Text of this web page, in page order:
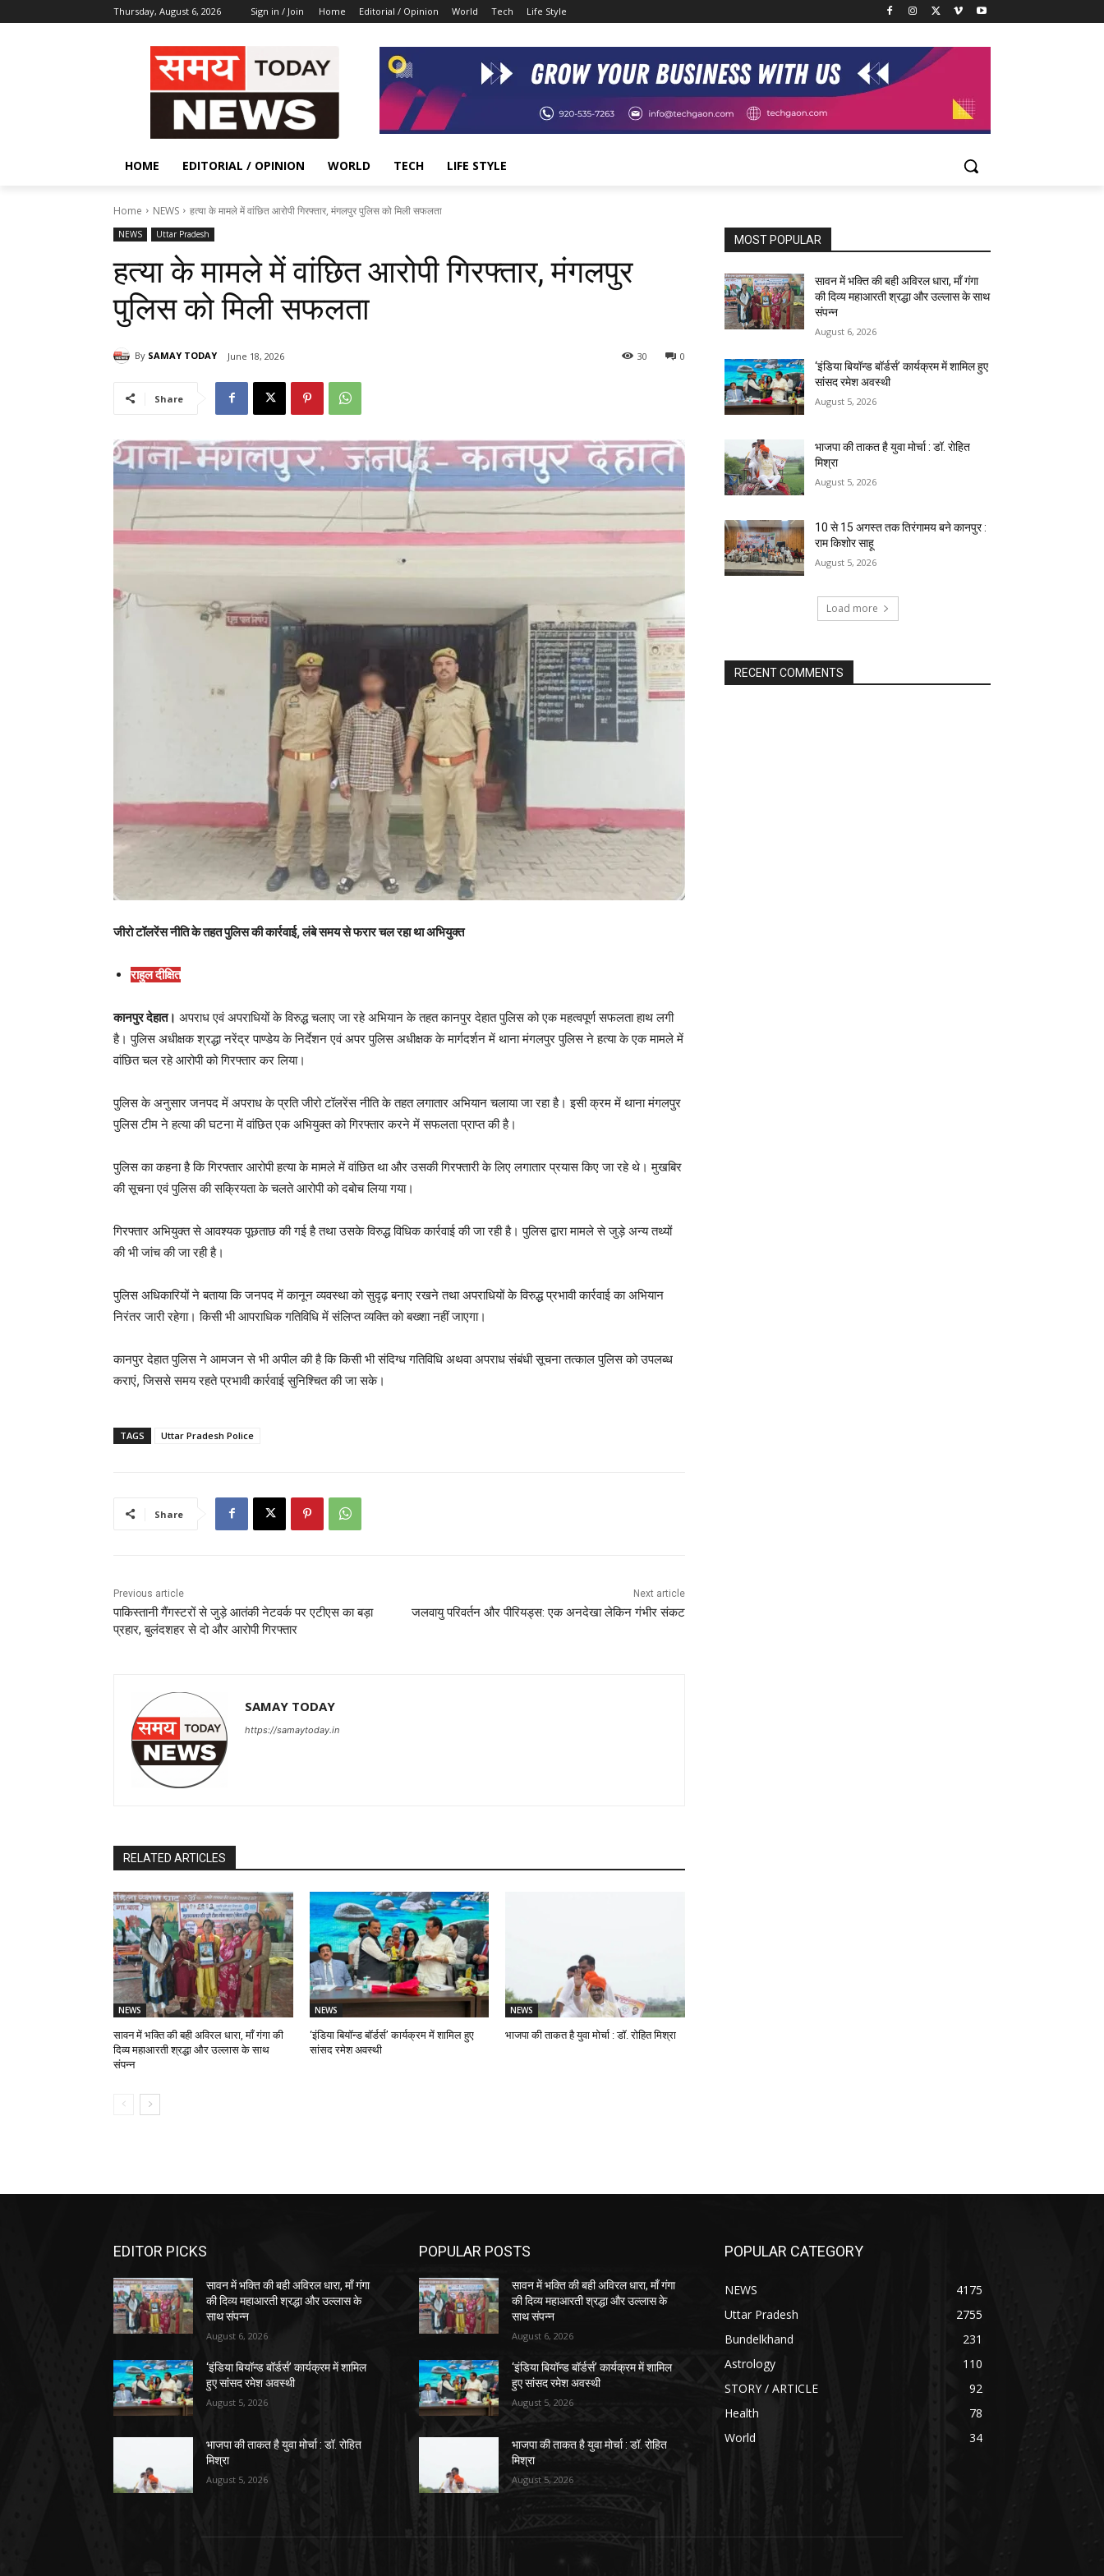
Thursday, August 6, 2026 Sign in / Join Home Editorial / Opinion World Tech Life Style
HOME EDITORIAL / OPINION WORLD TECH LIFE STYLE
Home NEWS हत्या के मामले में वांछित आरोपी गिरफ्तार, मंगलपुर पुलिस को मिली सफलता
NEWS Uttar Pradesh
हत्या के मामले में वांछित आरोपी गिरफ्तार, मंगलपुर
पुलिस को मिली सफलता
By SAMAY TODAY June 18, 2026 0
30
Share
जीरो टॉलरेंस नीति के तहत पुलिस की कार्रवाई, लंबे समय से फरार चल रहा था अभियुक्त
राहुल दीक्षित
कानपुर देहात। अपराध एवं अपराधियों के विरुद्ध चलाए जा रहे अभियान के तहत कानपुर देहात पुलिस को एक महत्वपूर्ण सफलता हाथ लगी
है। पुलिस अधीक्षक श्रद्धा नरेंद्र पाण्डेय के निर्देशन एवं अपर पुलिस अधीक्षक के मार्गदर्शन में थाना मंगलपुर पुलिस ने हत्या के एक मामले में
वांछित चल रहे आरोपी को गिरफ्तार कर लिया।
पुलिस के अनुसार जनपद में अपराध के प्रति जीरो टॉलरेंस नीति के तहत लगातार अभियान चलाया जा रहा है। इसी क्रम में थाना मंगलपुर
पुलिस टीम ने हत्या की घटना में वांछित एक अभियुक्त को गिरफ्तार करने में सफलता प्राप्त की है।
पुलिस का कहना है कि गिरफ्तार आरोपी हत्या के मामले में वांछित था और उसकी गिरफ्तारी के लिए लगातार प्रयास किए जा रहे थे। मुखबिर
की सूचना एवं पुलिस की सक्रियता के चलते आरोपी को दबोच लिया गया।
गिरफ्तार अभियुक्त से आवश्यक पूछताछ की गई है तथा उसके विरुद्ध विधिक कार्रवाई की जा रही है। पुलिस द्वारा मामले से जुड़े अन्य तथ्यों
की भी जांच की जा रही है।
पुलिस अधिकारियों ने बताया कि जनपद में कानून व्यवस्था को सुदृढ़ बनाए रखने तथा अपराधियों के विरुद्ध प्रभावी कार्रवाई का अभियान
निरंतर जारी रहेगा। किसी भी आपराधिक गतिविधि में संलिप्त व्यक्ति को बख्शा नहीं जाएगा।
कानपुर देहात पुलिस ने आमजन से भी अपील की है कि किसी भी संदिग्ध गतिविधि अथवा अपराध संबंधी सूचना तत्काल पुलिस को उपलब्ध
कराएं, जिससे समय रहते प्रभावी कार्रवाई सुनिश्चित की जा सके।
TAGS Uttar Pradesh Police
Share
Previous article
पाकिस्तानी गैंगस्टरों से जुड़े आतंकी नेटवर्क पर एटीएस का बड़ा
प्रहार, बुलंदशहर से दो और आरोपी गिरफ्तार
Next article
जलवायु परिवर्तन और पीरियड्स: एक अनदेखा लेकिन गंभीर संकट
SAMAY TODAY
https://samaytoday.in
RELATED ARTICLES
NEWS
सावन में भक्ति की बही अविरल धारा, माँ गंगा की
दिव्य महाआरती श्रद्धा और उल्लास के साथ
संपन्न
NEWS
‘इंडिया बियॉन्ड बॉर्डर्स’ कार्यक्रम में शामिल हुए
सांसद रमेश अवस्थी
NEWS
भाजपा की ताकत है युवा मोर्चा : डॉ. रोहित मिश्रा
MOST POPULAR
सावन में भक्ति की बही अविरल धारा, माँ गंगा
की दिव्य महाआरती श्रद्धा और उल्लास के साथ
संपन्न
August 6, 2026
‘इंडिया बियॉन्ड बॉर्डर्स’ कार्यक्रम में शामिल हुए
सांसद रमेश अवस्थी
August 5, 2026
भाजपा की ताकत है युवा मोर्चा : डॉ. रोहित
मिश्रा
August 5, 2026
10 से 15 अगस्त तक तिरंगामय बने कानपुर :
राम किशोर साहू
August 5, 2026
Load more
RECENT COMMENTS
EDITOR PICKS
सावन में भक्ति की बही अविरल धारा, माँ गंगा
की दिव्य महाआरती श्रद्धा और उल्लास के
साथ संपन्न
August 6, 2026
‘इंडिया बियॉन्ड बॉर्डर्स’ कार्यक्रम में शामिल
हुए सांसद रमेश अवस्थी
August 5, 2026
भाजपा की ताकत है युवा मोर्चा : डॉ. रोहित
मिश्रा
August 5, 2026
POPULAR POSTS
सावन में भक्ति की बही अविरल धारा, माँ गंगा
की दिव्य महाआरती श्रद्धा और उल्लास के
साथ संपन्न
August 6, 2026
‘इंडिया बियॉन्ड बॉर्डर्स’ कार्यक्रम में शामिल
हुए सांसद रमेश अवस्थी
August 5, 2026
भाजपा की ताकत है युवा मोर्चा : डॉ. रोहित
मिश्रा
August 5, 2026
POPULAR CATEGORY
NEWS
4175
Uttar Pradesh
2755
Bundelkhand
231
Astrology
110
STORY / ARTICLE
92
Health
78
World
34